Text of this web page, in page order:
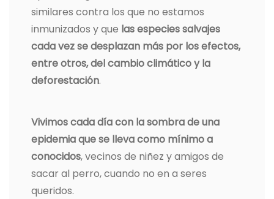
similares contra los que no estamos
inmunizados y que las especies salvajes
cada vez se desplazan más por los efectos,
entre otros, del cambio climático y la
deforestación.
Vivimos cada día con la sombra de una
epidemia que se lleva como mínimo a
conocidos, vecinos de niñez y amigos de
sacar al perro, cuando no en a seres
queridos.